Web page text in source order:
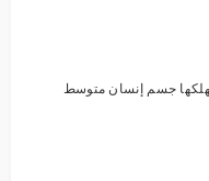
جسم إنسان متوسط